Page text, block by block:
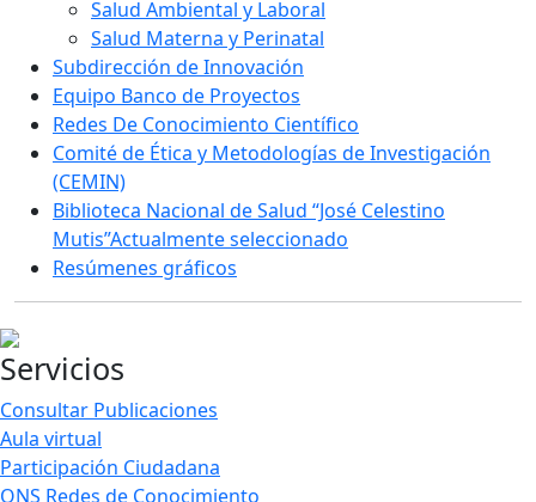
Salud Ambiental y Laboral
Salud Materna y Perinatal
Subdirección de Innovación
Equipo Banco de Proyectos
Redes De Conocimiento Científico
Comité de Ética y Metodologías de Investigación
(CEMIN)
Biblioteca Nacional de Salud “José Celestino
Mutis”Actualmente seleccionado
Resúmenes gráficos
Servicios
Consultar Publicaciones
Aula virtual
Participación Ciudadana
ONS Redes de Conocimiento